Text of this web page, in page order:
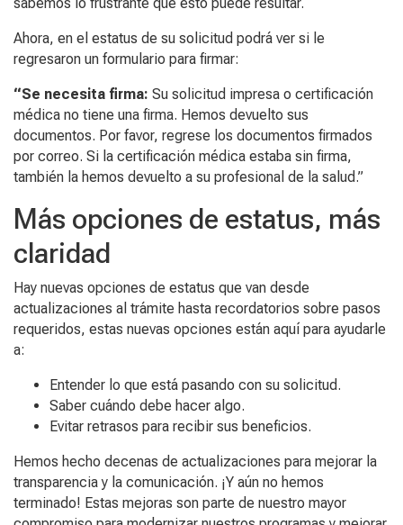
Ahora, en el estatus de su solicitud podrá ver si le
regresaron un formulario para firmar:
“Se necesita firma: Su solicitud impresa o certificación
médica no tiene una firma. Hemos devuelto sus
documentos. Por favor, regrese los documentos firmados
por correo. Si la certificación médica estaba sin firma,
también la hemos devuelto a su profesional de la salud.”
Más opciones de estatus, más
claridad
Hay nuevas opciones de estatus que van desde
actualizaciones al trámite hasta recordatorios sobre pasos
requeridos, estas nuevas opciones están aquí para ayudarle
a:
Entender lo que está pasando con su solicitud.
Saber cuándo debe hacer algo.
Evitar retrasos para recibir sus beneficios.
Hemos hecho decenas de actualizaciones para mejorar la
transparencia y la comunicación. ¡Y aún no hemos
terminado! Estas mejoras son parte de nuestro mayor